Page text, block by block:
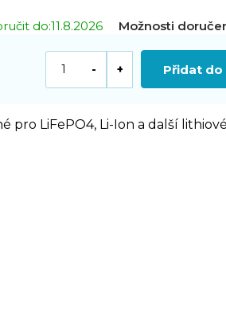
do:11.8.2026 Možnosti
Přidat do
pro LiFePO4, Li-Ion a další